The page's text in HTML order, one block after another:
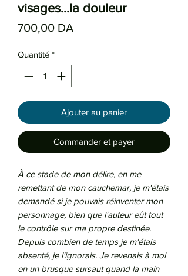
visages...la douleur
700,00 DA
Quantité *
Ajouter au panier
Commander et payer
À ce stade de mon délire, en me
remettant de mon cauchemar, je m'étais
demandé si je pouvais réinventer mon
personnage, bien que l'auteur eût tout
le contrôle sur ma propre destinée.
Depuis combien de temps je m'étais
absenté, je l'ignorais. Je revenais à moi
en un brusque sursaut quand la main